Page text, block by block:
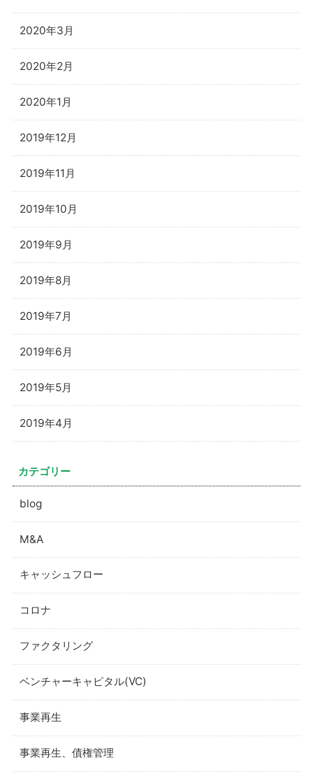
2020年3月
2020年2月
2020年1月
2019年12月
2019年11月
2019年10月
2019年9月
2019年8月
2019年7月
2019年6月
2019年5月
2019年4月
カテゴリー
blog
M&A
キャッシュフロー
コロナ
ファクタリング
ベンチャーキャピタル(VC)
事業再生
事業再生、債権管理